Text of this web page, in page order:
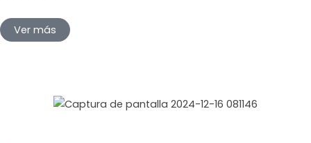
Ver más